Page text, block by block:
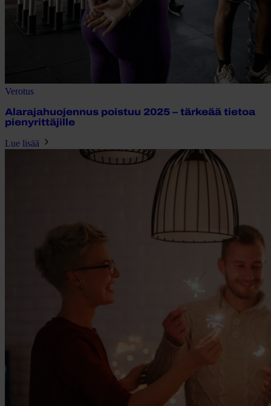
Verotus
Alarajahuojennus poistuu 2025 – tärkeää tietoa
pienyrittäjille
Lue lisää